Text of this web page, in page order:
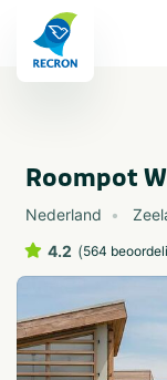
Roompot
Nederland
4.2 (564